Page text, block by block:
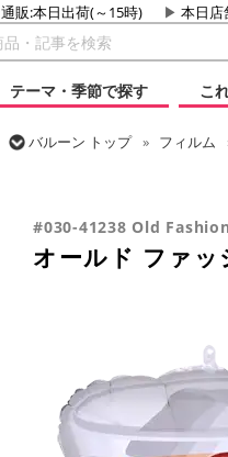
通販:本日出荷(～15時) 本日店
テーマ・季節で探す
こ
バルーン トップ フィルム
#030-41238 Old
オールド ファッ